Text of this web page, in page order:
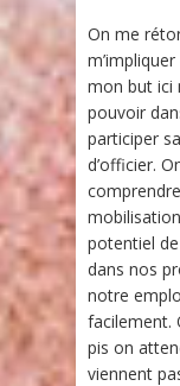
On me
mon but ici
pouvoir
participer
d’officier.
potentiel
dans nos
notre
facilement.
pis on
viennent